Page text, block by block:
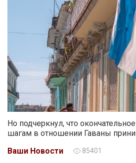
Но подчеркнул, что
шагам в отношении Гаваны
Ваши Новости
85401